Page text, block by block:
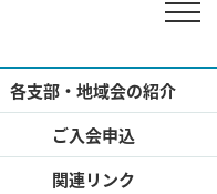
各支部・地域会の紹介
ご入会申込
関連リンク